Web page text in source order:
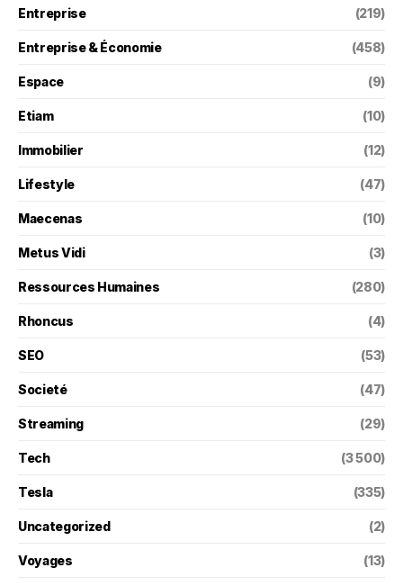
Entreprise (219)
Entreprise & Économie (458)
Espace (9)
Etiam (10)
Immobilier (12)
Lifestyle (47)
Maecenas (10)
Metus Vidi (3)
Ressources Humaines (280)
Rhoncus (4)
SEO (53)
Societé (47)
Streaming (29)
Tech (3 500)
Tesla (335)
Uncategorized (2)
Voyages (13)